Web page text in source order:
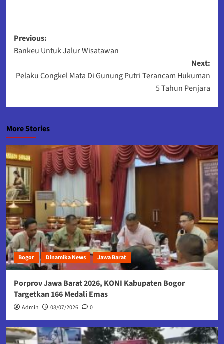
Post
navigation
Previous:
Bankeu Untuk Jalur Wisatawan
Next:
Pelaku Congkel Mata Di Gunung Putri Terancam Hukuman
5 Tahun Penjara
More Stories
Bogor Dinamika News Jawa Barat
Porprov Jawa Barat 2026, KONI Kabupaten Bogor
Targetkan 166 Medali Emas
Admin 08/07/2026 0